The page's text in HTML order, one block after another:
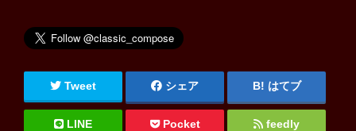
Tweet シェア はてブ
LINE Pocket feedly